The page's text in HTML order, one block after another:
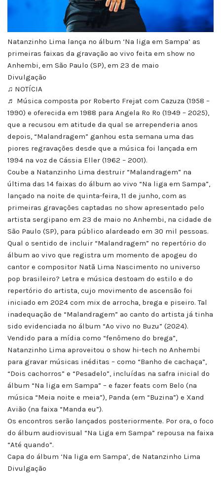
Natanzinho Lima lança no álbum ‘Na liga em Sampa’ as
primeiras faixas da gravação ao vivo feita em show no
Anhembi, em São Paulo (SP), em 23 de maio
Divulgação
♫ NOTÍCIA
♬ Música composta por Roberto Frejat com Cazuza (1958 –
1990) e oferecida em 1988 para Angela Ro Ro (1949 – 2025),
que a recusou em atitude da qual se arrependeria anos
depois, “Malandragem” ganhou esta semana uma das
piores regravações desde que a música foi lançada em
1994 na voz de Cássia Eller (1962 – 2001).
Coube a Natanzinho Lima destruir “Malandragem” na
última das 14 faixas do álbum ao vivo “Na liga em Sampa”,
lançado na noite de quinta-feira, 11 de junho, com as
primeiras gravações captadas no show apresentado pelo
artista sergipano em 23 de maio no Anhembi, na cidade de
São Paulo (SP), para público alardeado em 30 mil pessoas.
Qual o sentido de incluir “Malandragem” no repertório do
álbum ao vivo que registra um momento de apogeu do
cantor e compositor Natã Lima Nascimento no universo
pop brasileiro? Letra e música destoam do estilo e do
repertório do artista, cujo movimento de ascensão foi
iniciado em 2024 com mix de arrocha, brega e piseiro. Tal
inadequação de “Malandragem” ao canto do artista já tinha
sido evidenciada no álbum “Ao vivo no Buzu” (2024).
Vendido para a mídia como “fenômeno do brega”,
Natanzinho Lima aproveitou o show hi-tech no Anhembi
para gravar músicas inéditas – como “Banho de cachaça”,
“Dois cachorros” e “Pesadelo”, incluídas na safra inicial do
álbum “Na liga em Sampa” – e fazer feats com Belo (na
música “Meia noite e meia”), Panda (em “Buzina”) e Xand
Avião (na faixa “Manda eu”).
Os encontros serão lançados posteriormente. Por ora, o foco
do álbum audiovisual “Na Liga em Sampa” repousa na faixa
“Até quando”.
Capa do álbum ‘Na liga em Sampa’, de Natanzinho Lima
Divulgação